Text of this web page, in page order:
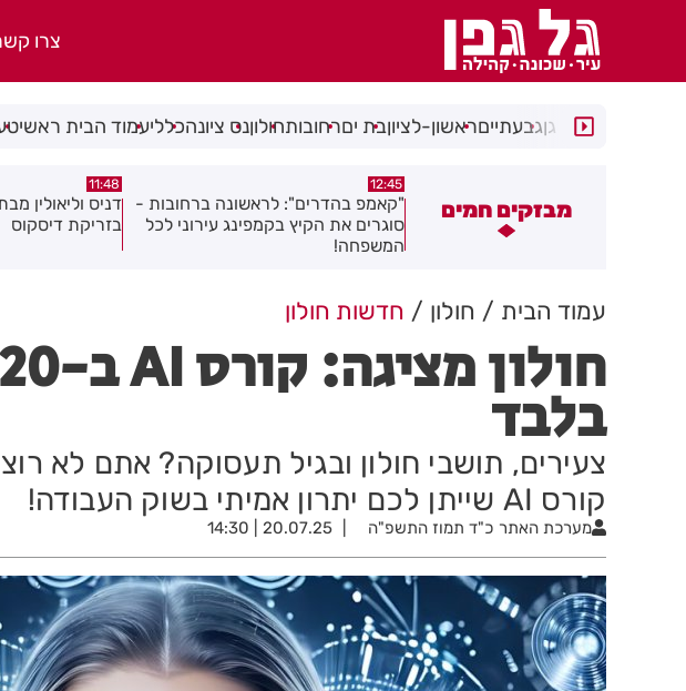
צרו
רמת גןגבעתייםראשון-לציוןבת יםרחובותחולוןנס ציונהכלליעמוד הבית ראשי
מבזקים חמים
"קאמפ בהדרים": לראשונה ברחובות -
סוגרים את הקיץ בקמפינג עירוני לכל
11:48
דניס וליאולין מבת ים, אלוף ישראל
בזריקת דיסקוס
11:32
הולכת רגל
ראשון לציון
עמוד הבית חולון חדשות חולון
בלבד
צעירים, תושבי חולון ובגיל תעסוקה? אתם לא
קורס AI שייתן לכם יתרון אמיתי בשוק העבודה!
מערכת האתר כ"ד תמוז התשפ"ה 20.07.25 | 14:30